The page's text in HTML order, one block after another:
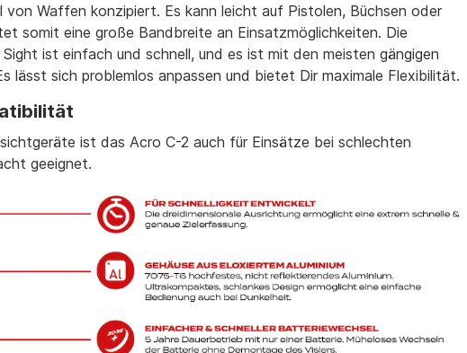
von Waffen konzipiert. Es kann leicht auf Pistolen, Büchsen oder
somit eine große Bandbreite an Einsatzmöglichkeiten. Die
ist einfach und schnell, und es ist mit den meisten gängigen
lässt sich problemlos anpassen und bietet Dir maximale Flexibilität.
ist das Acro C-2 auch für Einsätze bei schlechten
geeignet.